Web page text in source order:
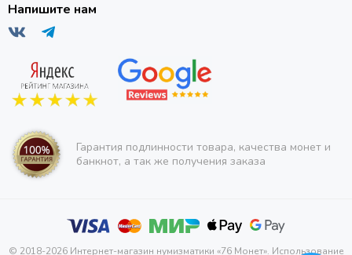
Напишите нам
Гарантия подлинности товара, качества монет и
банкнот, а так же получения заказа
© 2018-2026 Интернет-магазин нумизматики «76 Монет». Использование